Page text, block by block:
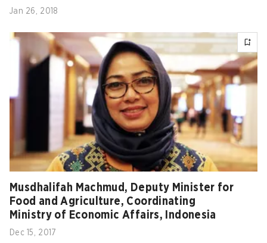
Jan 26, 2018
Musdhalifah Machmud, Deputy Minister for
Food and Agriculture, Coordinating
Ministry of Economic Affairs, Indonesia
Dec 15, 2017